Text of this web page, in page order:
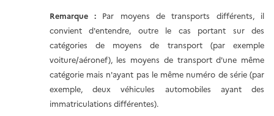
Remarque : Par moyens de transports différents, il
convient d'entendre, outre le cas portant sur des
catégories de moyens de transport (par exemple
voiture/aéronef), les moyens de transport d'une même
catégorie mais n'ayant pas le même numéro de série (par
exemple, deux véhicules automobiles ayant des
immatriculations différentes).